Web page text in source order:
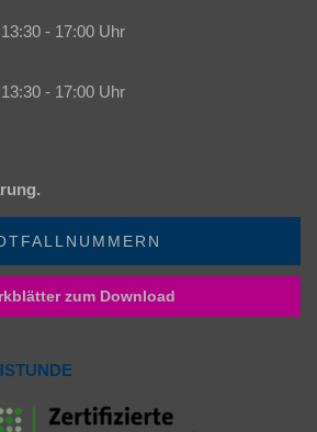
- 17:00 Uhr
- 17:00 Uhr
zum Download